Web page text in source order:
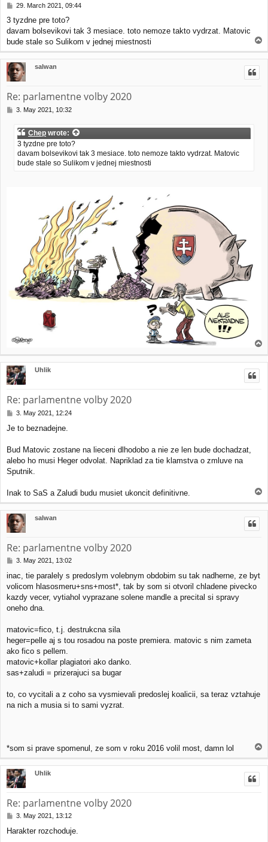
P
s
t
29. March 2021, 09:44
3 tyzdne pre toto?
davam bolsevikovi tak 3 mesiace. toto nemoze takto vydrzat. Matovic
bude stale so Sulikom v jednej miestnosti
o
p
salwan
Re: parlamentne volby 2020
P3. May 2021, 10:32
Chep wrote:
3 tyzdne pre toto?
davam bolsevikovi tak 3 mesiace. toto nemoze takto vydrzat. Matovic
bude stale so Sulikom v jednej miestnosti
p
Uhlik
Re: parlamentne volby 2020
P
s
3. May 2021, 12:24
Je to beznadejne.
Bud Matovic zostane na lieceni dlhodobo a nie ze len bude dochadzat,
alebo ho musi Heger odvolat. Napriklad za tie klamstva o zmluve na
Sputnik.
Inak to SaS a Zaludi budu musiet ukoncit definitivne.
o
p
salwan
Re: parlamentne volby 2020
P
s
t
3. May 2021, 13:02
inac, tie paralely s predoslym volebnym obdobim su tak nadherne, ze byt
volicom hlasosmeru+sns+most*, tak by som si otvoril chladene pivecko
kazdy vecer, vytiahol vyprazane solene mandle a precital si spravy
oneho dna.
matovic=fico, t.j. destrukcna sila
heger=pelle aj s tou rosadou na poste premiera. matovic s nim zameta
ako fico s pellem.
matovic+kollar plagiatori ako danko.
sas+zaludi = prizerajuci sa bugar
to, co vycitali a z coho sa vysmievali predoslej koalicii, sa teraz vztahuje
na nich a musia si to sami vyzrat.
*som si prave spomenul, ze som v roku 2016 volil most, damn lol
p
Uhlik
Re: parlamentne volby 2020
P
s
3. May 2021, 13:12
Harakter rozchoduje.